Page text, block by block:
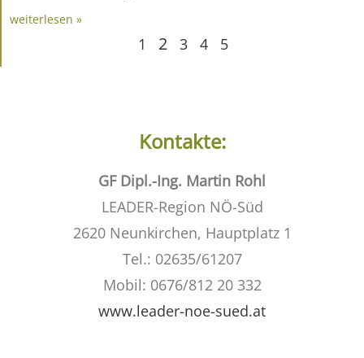
weiterlesen »
1 2 3 4 5
Kontakte:
GF Dipl.-Ing. Martin Rohl
LEADER-Region NÖ-Süd
2620 Neunkirchen, Hauptplatz 1
Tel.: 02635/61207
Mobil: 0676/812 20 332
www.leader-noe-sued.at